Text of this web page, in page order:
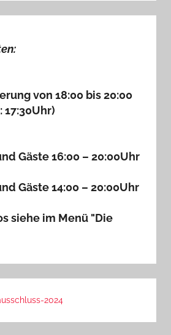
von 18:00 bis 20:00
17:30Uhr)
Gäste 16:00 – 20:00Uhr
Gäste 14:00 – 20:00Uhr
siehe im Menü "Die
2024